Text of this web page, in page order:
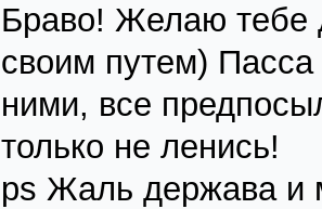
Браво! Желаю тебе
своим путем)
ними, все
только не ленись!
ps Жаль держава и